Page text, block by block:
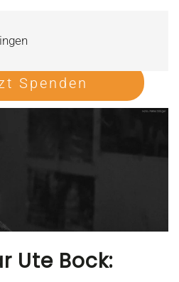
Spenden
Ute Bock: